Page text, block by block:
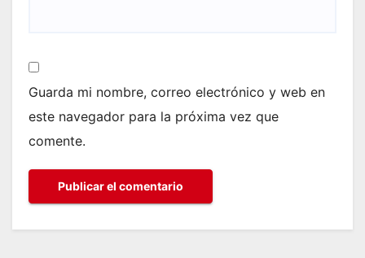
Guarda mi nombre, correo electrónico y web en
este navegador para la próxima vez que
comente.